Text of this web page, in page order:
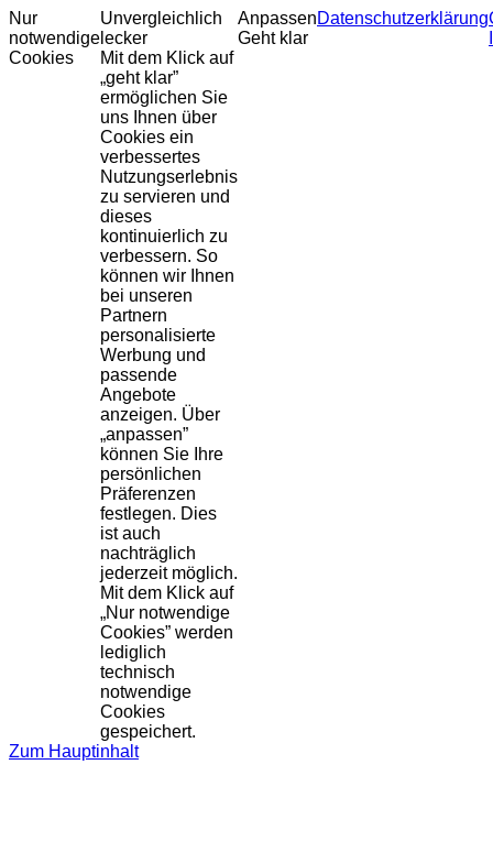
Nur
notwendige
Cookies
Unvergleichlich
lecker
Mit dem Klick auf
„geht klar”
ermöglichen Sie
uns Ihnen über
Cookies ein
verbessertes
Nutzungserlebnis
zu servieren und
dieses
kontinuierlich zu
verbessern. So
können wir Ihnen
bei unseren
Partnern
personalisierte
Werbung und
passende
Angebote
anzeigen. Über
„anpassen”
können Sie Ihre
persönlichen
Präferenzen
festlegen. Dies
ist auch
nachträglich
jederzeit möglich.
Mit dem Klick auf
„Nur notwendige
Cookies” werden
lediglich
technisch
notwendige
Cookies
gespeichert.
Anpassen
Geht klar
Datenschutzerklärung
Zum Hauptinhalt